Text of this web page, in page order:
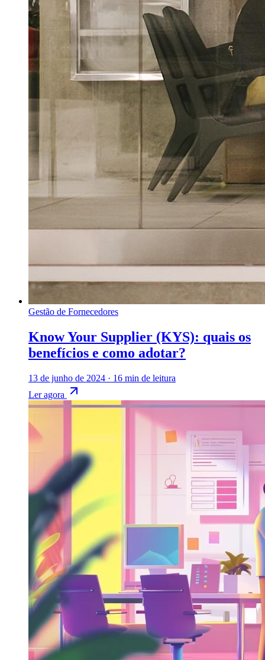
Gestão de Fornecedores
Know Your Supplier (KYS): quais os
benefícios e como adotar?
13 de junho de 2024 · 16 min de leitura
Ler agora